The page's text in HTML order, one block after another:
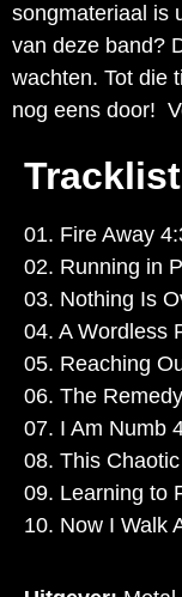
songmateriaal is
van deze band?
wachten. Tot die
nog eens door!
Tracklist
01. Fire Away
02. Running in
03. Nothing Is
04. A Wordless
05. Reaching
06. The
07. I Am Numb
08. This
09. Learning to
10. Now I Walk